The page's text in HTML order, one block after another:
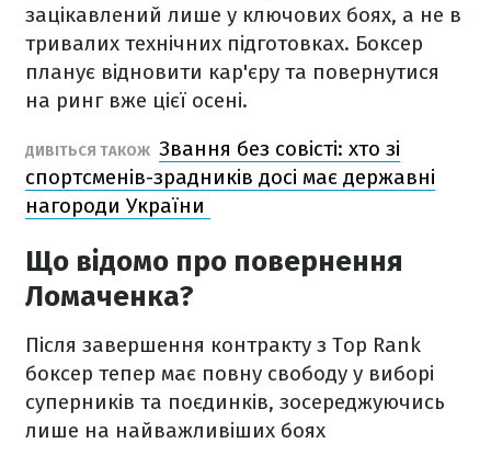
зацікавлений лише у ключових боях, а не в
тривалих технічних підготовках. Боксер
планує відновити кар'єру та повернутися
на ринг вже цієї осені.
ДИВІТЬСЯ ТАКОЖ Звання без совісті: хто зі
спортсменів-зрадників досі має державні
нагороди України
Що відомо про повернення
Ломаченка?
Після завершення контракту з Top Rank
боксер тепер має повну свободу у виборі
суперників та поєдинків, зосереджуючись
лише на найважливіших боях